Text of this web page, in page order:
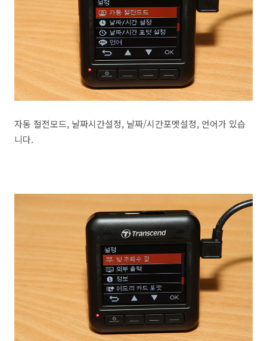
자동 절전모드, 날짜시간설정, 날짜/시간포멧설정, 언어가 있습
니다.